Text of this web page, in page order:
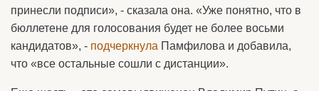
принесли подписи», - сказала она. «Уже понятно, что в
бюллетене для голосования будет не более восьми
кандидатов», - подчеркнула Памфилова и добавила,
что «все остальные сошли с дистанции».